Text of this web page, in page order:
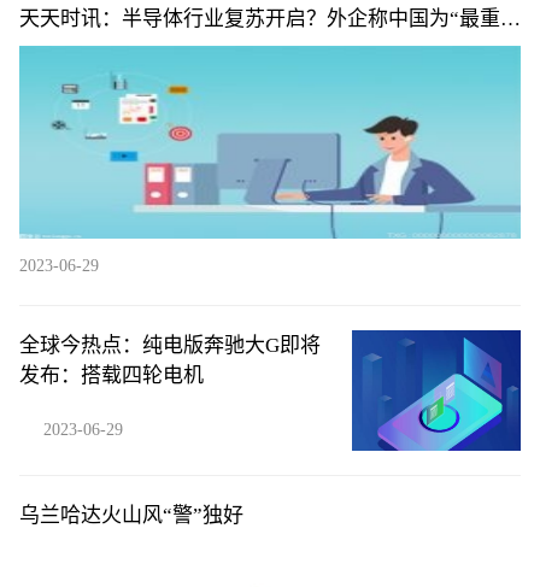
天天时讯：半导体行业复苏开启？外企称中国为“最重要
的市场，没有之一”
2023-06-29
全球今热点：纯电版奔驰大G即将
发布：搭载四轮电机
2023-06-29
乌兰哈达火山风“警”独好